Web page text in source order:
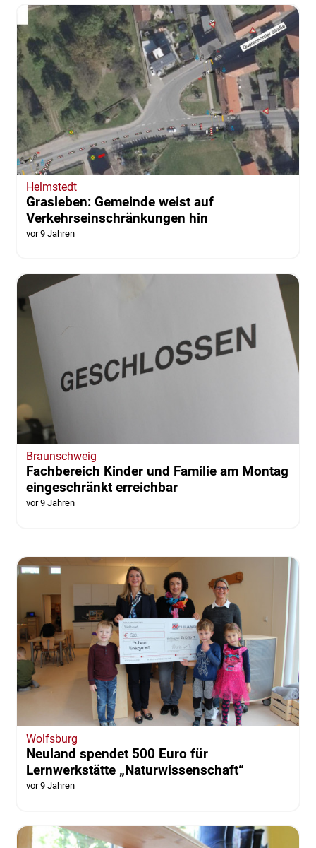
Helmstedt
Grasleben: Gemeinde weist auf
Verkehrseinschränkungen hin
vor 9 Jahren
Braunschweig
Fachbereich Kinder und Familie am Montag
eingeschränkt erreichbar
vor 9 Jahren
Wolfsburg
Neuland spendet 500 Euro für
Lernwerkstätte „Naturwissenschaft“
vor 9 Jahren